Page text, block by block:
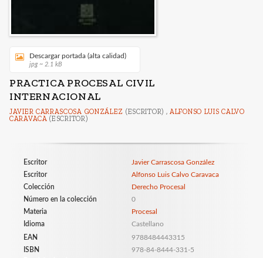
Descargar portada (alta calidad)
jpg ~ 2.1 kB
PRACTICA PROCESAL CIVIL
INTERNACIONAL
JAVIER CARRASCOSA GONZÁLEZ (ESCRITOR) ,ALFONSO LUIS CALVO
CARAVACA (ESCRITOR)
Escritor
Javier Carrascosa González
Escritor
Alfonso Luis Calvo Caravaca
Colección
Derecho Procesal
Número en la colección
0
Materia
Procesal
Idioma
Castellano
EAN
9788484443315
ISBN
978-84-8444-331-5